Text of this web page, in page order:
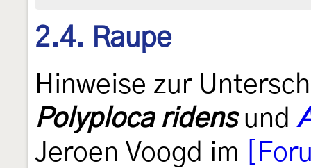
2.4. Raupe
Hinweise zur
Polyploca ridensund
Jeroen Voogd im